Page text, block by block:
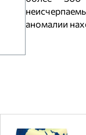
аномалии